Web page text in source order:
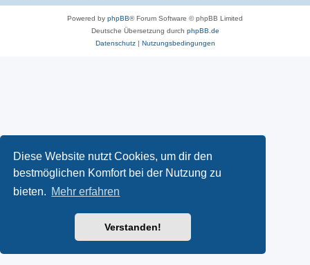
Diese Website nutzt Cookies, um dir den
bestmöglichen Komfort bei der Nutzung zu
bieten. Mehr erfahren
Verstanden!
Powered by phpBB® Forum Software © phpBB Limited
Deutsche Übersetzung durch phpBB.de
Datenschutz| Nutzungsbedingungen